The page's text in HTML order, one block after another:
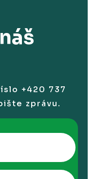
+420 737
zprávu.